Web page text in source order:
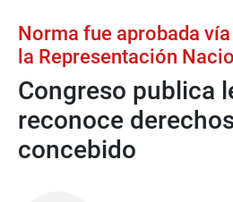
Norma fue aprobada
la Representación
Congreso publica
reconoce
concebido